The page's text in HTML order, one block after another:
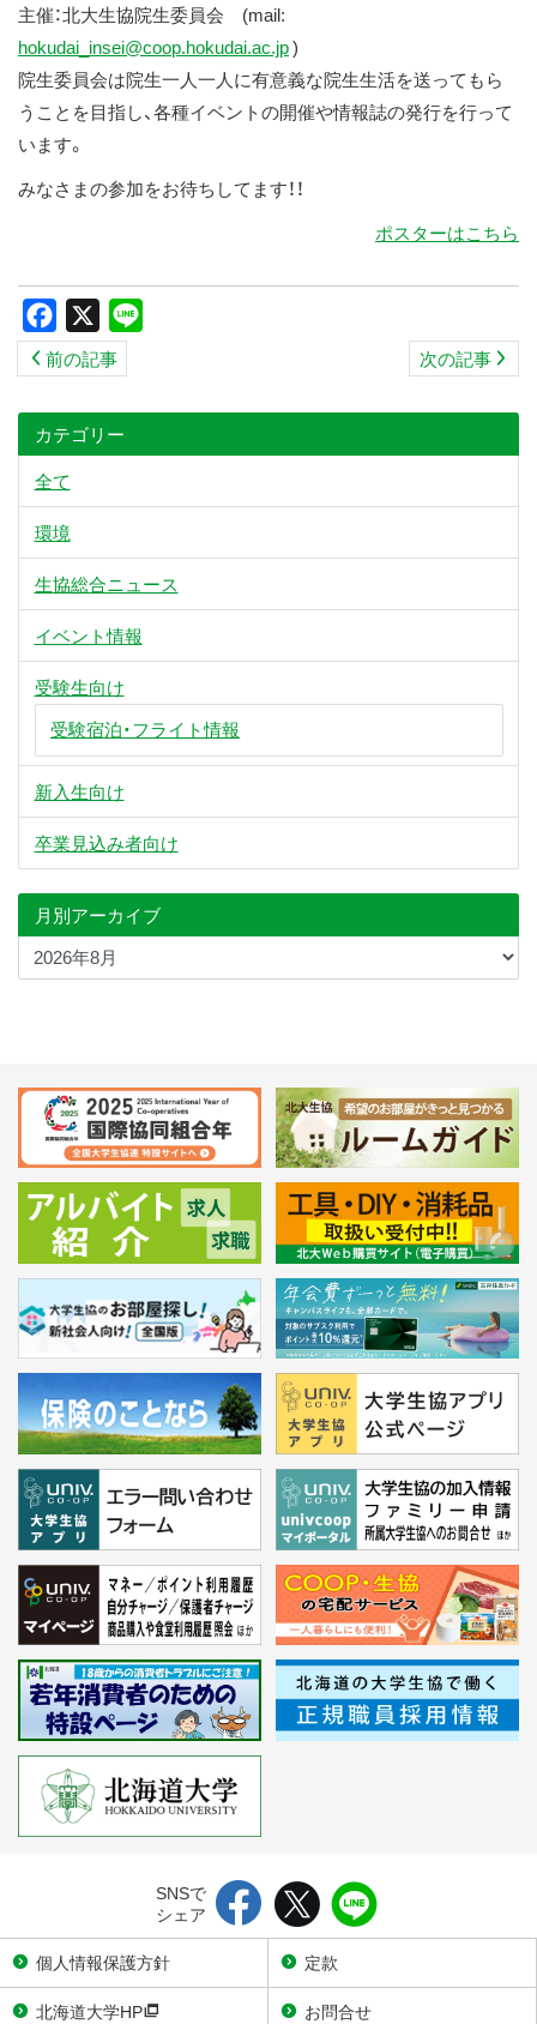
主催：北大生協院生委員会 (mail:
hokudai_insei@coop.hokudai.ac.jp)
院生委員会は院生一人一人に有意義な院生生活を送ってもら
うことを目指し、各種イベントの開催や情報誌の発行を行って
います。
みなさまの参加をお待ちしてます！！
ポスターはこちら
Facebook
前の記事 次の記事
カテゴリー
全て
環境
生協総合ニュース
イベント情報
受験生向け
受験宿泊・フライト情報
新入生向け
卒業見込み者向け
月別アーカイブ
SNSで
シェア
個人情報保護方針
定款
北海道大学HP お問合せ